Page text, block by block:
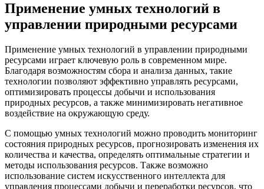
Применение умных технологий в
управлении природными ресурсами
Применение умных технологий в управлении природными
ресурсами играет ключевую роль в современном мире.
Благодаря возможностям сбора и анализа данных, такие
технологии позволяют эффективно управлять ресурсами,
оптимизировать процессы добычи и использования
природных ресурсов, а также минимизировать негативное
воздействие на окружающую среду.
С помощью умных технологий можно проводить мониторинг
состояния природных ресурсов, прогнозировать изменения их
количества и качества, определять оптимальные стратегии и
методы использования ресурсов. Также возможно
использование систем искусственного интеллекта для
управления процессами добычи и переработки ресурсов, что